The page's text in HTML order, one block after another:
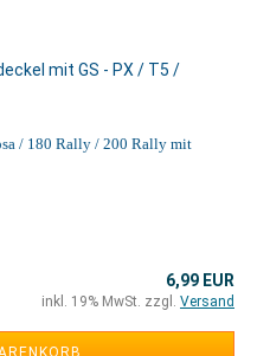
mit GS - PX / T5 /
/ 180 Rally / 200 Rally mit
6,99 EUR
inkl. 19% MwSt. zzgl. Versand